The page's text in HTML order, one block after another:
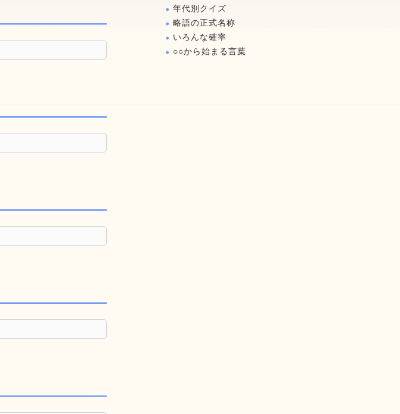
年代別クイズ
略語の正式名称
いろんな確率
○○から始まる言葉